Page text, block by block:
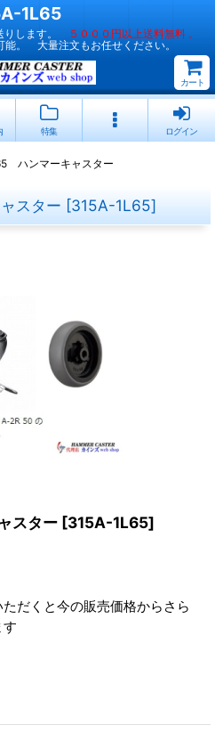
1L65
りします。
５０００円以上送料無料 。
能。 大量注文もお任せください。
カート
特集 ログイン
ハンマーキャスター
スター [315A-1L65]
スター [315A-1L65]
だくと今の販売価格からさら
す